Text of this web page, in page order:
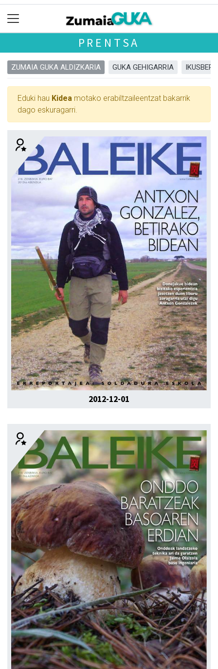
PRENTSA
ZUMAIA GUKA ALDIZKARIA GUKA GEHIGARRIA IKUSBERA
Eduki hau Kidea motako erabiltzaileentzat bakarrik
dago eskuragarri.
2012-12-01